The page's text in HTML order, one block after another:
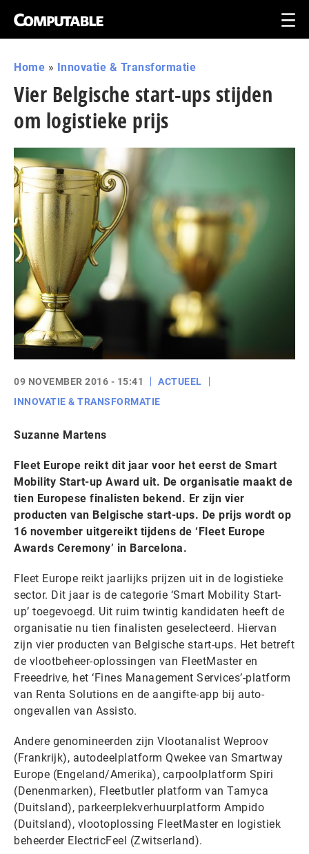
Home » Innovatie & Transformatie
Vier Belgische start-ups stijden
om logistieke prijs
09 NOVEMBER 2016 - 15:41
ACTUEEL
INNOVATIE & TRANSFORMATIE
Suzanne Martens
Fleet Europe reikt dit jaar voor het eerst de Smart
Mobility Start-up Award uit. De organisatie maakt de
tien Europese finalisten bekend. Er zijn vier
producten van Belgische start-ups. De prijs wordt op
16 november uitgereikt tijdens de ‘Fleet Europe
Awards Ceremony’ in Barcelona.
Fleet Europe reikt jaarlijks prijzen uit in de logistieke
sector. Dit jaar is de categorie ‘Smart Mobility Start-
up’ toegevoegd. Uit ruim twintig kandidaten heeft de
organisatie nu tien finalisten geselecteerd. Hiervan
zijn vier producten van Belgische start-ups. Het betreft
de vlootbeheer-oplossingen van FleetMaster en
Freeedrive, het ‘Fines Management Services’-platform
van Renta Solutions en de aangifte-app bij auto-
ongevallen van Assisto.
Andere genomineerden zijn Vlootanalist Weproov
(Frankrijk), autodeelplatform Qwekee van Smartway
Europe (Engeland/Amerika), carpoolplatform Spiri
(Denenmarken), Fleetbutler platform van Tamyca
(Duitsland), parkeerplekverhuurplatform Ampido
(Duitsland), vlootoplossing FleetMaster en logistiek
beheerder ElectricFeel (Zwitserland).